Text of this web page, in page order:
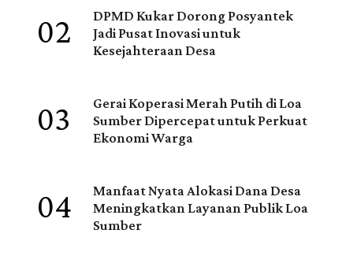
02 DPMD Kukar Dorong Posyantek
Jadi Pusat Inovasi untuk
Kesejahteraan Desa
03 Gerai Koperasi Merah Putih di Loa
Sumber Dipercepat untuk Perkuat
Ekonomi Warga
04 Manfaat Nyata Alokasi Dana Desa
Meningkatkan Layanan Publik Loa
Sumber